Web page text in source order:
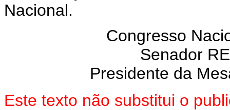
Nacional.
Congresso
Senador
Presidente da
Este texto não substitui o